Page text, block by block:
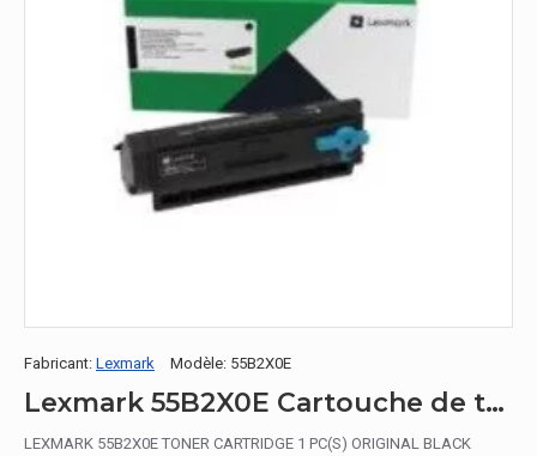
Fabricant: Lexmark Modèle: 55B2X0E
Lexmark 55B2X0E Cartouche de toner 1 pièce(s) Original Noir
LEXMARK 55B2X0E TONER CARTRIDGE 1 PC(S) ORIGINAL BLACK